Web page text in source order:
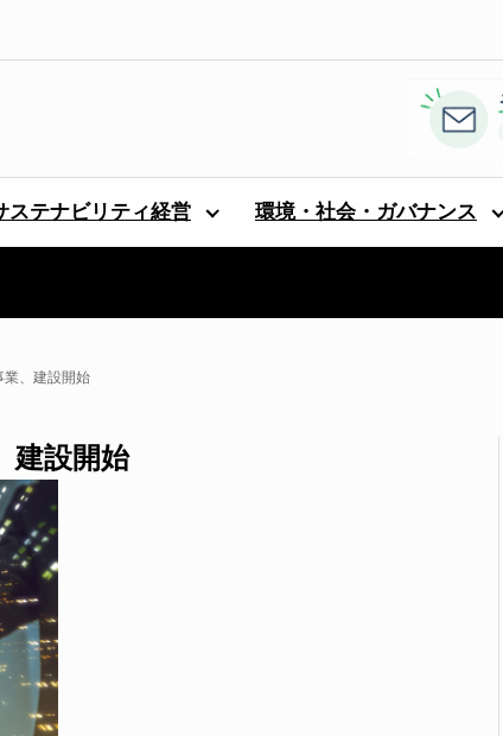
ステナビリティ経営 環境・社会・ガバナンス
業、建設開始
建設開始